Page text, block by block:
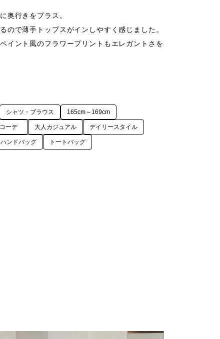
奥行きをプラス。
ので薄手トップスがインしやすく感じました。
イント風のフラワープリントもエレガントさを
シャツ・ブラウス 165cm～169cm
ーデ 大人カジュアル デイリースタイル
ハンドバッグ トートバッグ